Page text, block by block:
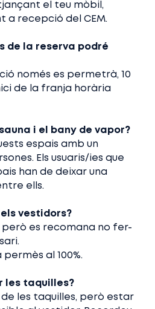
el teu mòbil,
a recepció del CEM.
de la reserva podré
només es permetrà, 10
de la franja horària
i el bany de vapor?
espais amb un
Els usuaris/ies que
han de deixar una
ells.
vestidors?
però es recomana no fer-
al 100%.
les taquilles?
de les taquilles, però estar